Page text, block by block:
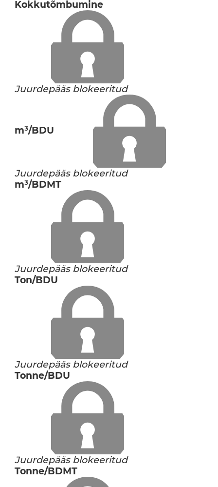
Kokkutõmbumine
Juurdepääs blokeeritud
m³/BDU
Juurdepääs blokeeritud
m³/BDMT
Juurdepääs blokeeritud
Ton/BDU
Juurdepääs blokeeritud
Tonne/BDU
Juurdepääs blokeeritud
Tonne/BDMT